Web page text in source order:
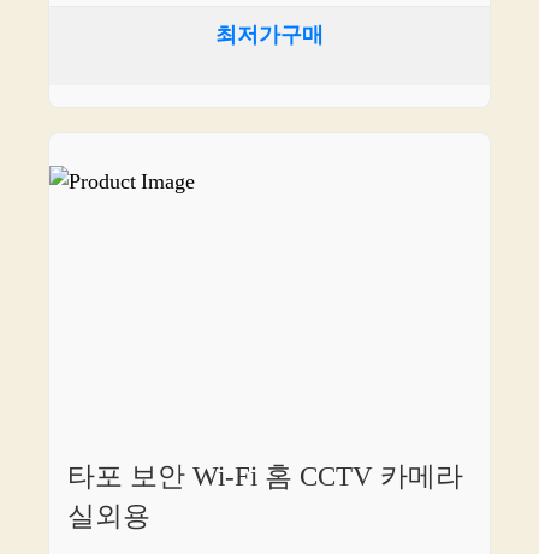
최저가구매
타포 보안 Wi-Fi 홈 CCTV 카메라
실외용